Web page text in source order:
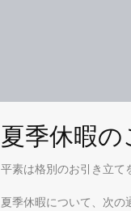
夏季休暇の
平素は格別のお引き立て
夏季休暇について、次の